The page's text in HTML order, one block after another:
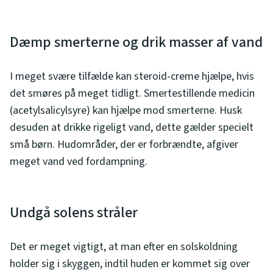
Dæmp smerterne og drik masser af vand
I meget svære tilfælde kan steroid-creme hjælpe, hvis
det smøres på meget tidligt. Smertestillende medicin
(acetylsalicylsyre) kan hjælpe mod smerterne. Husk
desuden at drikke rigeligt vand, dette gælder specielt
små børn. Hudområder, der er forbrændte, afgiver
meget vand ved fordampning.
Undgå solens stråler
Det er meget vigtigt, at man efter en solskoldning
holder sig i skyggen, indtil huden er kommet sig over